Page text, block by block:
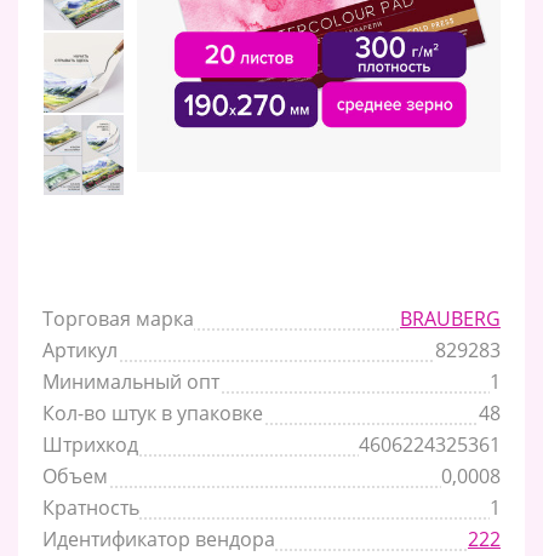
Торговая марка
BRAUBERG
Артикул
829283
Минимальный опт
1
Кол-во штук в упаковке
48
Штрихкод
4606224325361
Объем
0,0008
Кратность
1
Идентификатор вендора
222